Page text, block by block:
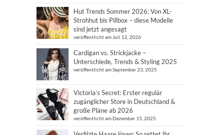
Hut Trends Sommer 2026: Von XL-
Strohhut bis Pillbox – diese Modelle
sind jetzt angesagt
veröffentlicht am Juli 12, 2026
Cardigan vs. Strickjacke –
Unterschiede, Trends & Styling 2025
veröffentlicht am September 23, 2025
Victoria’s Secret: Erster regulär
zugänglicher Store in Deutschland &
große Pläne ab 2026
veröffentlicht am Dezember 15, 2025